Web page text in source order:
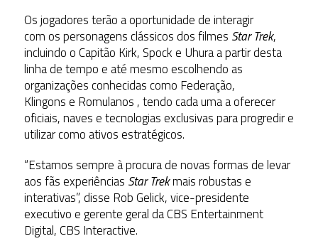
Os jogadores terão a oportunidade de interagir
com os personagens clássicos dos filmes Star Trek,
incluindo o Capitão Kirk, Spock e Uhura a partir desta
linha de tempo e até mesmo escolhendo as
organizações conhecidas como Federação,
Klingons e Romulanos , tendo cada uma a oferecer
oficiais, naves e tecnologias exclusivas para progredir e
utilizar como ativos estratégicos.
“Estamos sempre à procura de novas formas de levar
aos fãs experiências Star Trekmais robustas e
interativas”, disse Rob Gelick, vice-presidente
executivo e gerente geral da CBS Entertainment
Digital, CBS Interactive.